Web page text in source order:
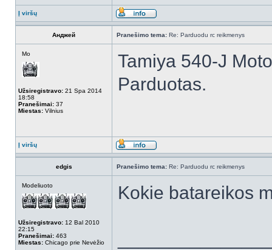
Į viršų
Анджей Pranešimo tema: Re: Parduodu rc reikmenys
Mo
Užsiregistravo: 21 Spa 2014
18:58
Pranešimai: 37
Miestas: Vilnius
Tamiya 540-J
Parduotas.
Į viršų
edgis Pranešimo tema: Re: Parduodu rc reikmenys
Modeliuoto
Užsiregistravo: 12 Bal 2010
22:15
Pranešimai: 463
Miestas: Chicago prie Nevėžio
Kokie batareikos